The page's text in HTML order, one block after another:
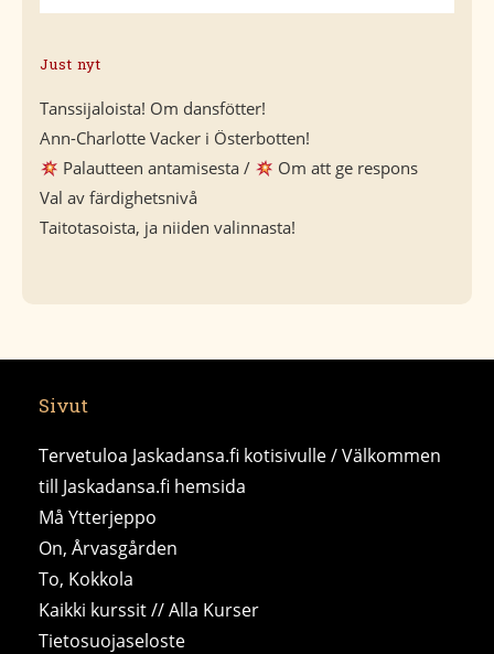
Just nyt
Tanssijaloista! Om dansfötter!
Ann-Charlotte Vacker i Österbotten!
Palautteen antamisesta /
Om att ge respons
Val av färdighetsnivå
Taitotasoista, ja niiden valinnasta!
Sivut
Tervetuloa Jaskadansa.fi kotisivulle / Välkommen
till Jaskadansa.fi hemsida
Må Ytterjeppo
On, Årvasgården
To, Kokkola
Kaikki kurssit // Alla Kurser
Tietosuojaseloste